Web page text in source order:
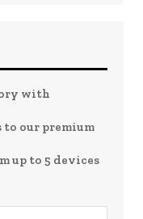
with
to our premium
up to 5 devices